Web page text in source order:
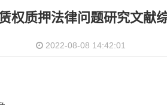
权质押法律问题研究文献
2022-08-08 14:42:01